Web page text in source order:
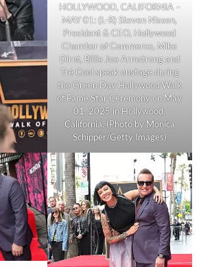
HOLLYWOOD, CALIFORNIA –
MAY 01: (L-R) Steven Nissen,
President & CEO, Hollywood
Chamber of Commerce, Mike
Dirnt, Billie Joe Armstrong and
Tré Cool speak onstage during
the Green Day Hollywood Walk
of Fame Star Ceremony on May
01, 2025 in Hollywood,
California. (Photo by Monica
Schipper/Getty Images)